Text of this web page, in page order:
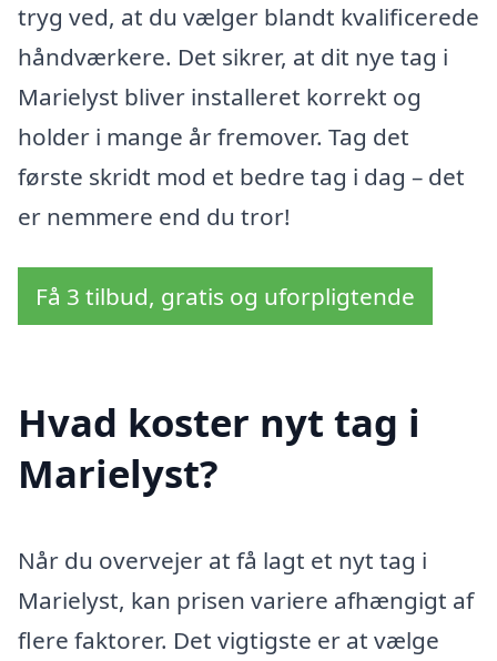
tryg ved, at du vælger blandt kvalificerede
håndværkere. Det sikrer, at dit nye tag i
Marielyst bliver installeret korrekt og
holder i mange år fremover. Tag det
første skridt mod et bedre tag i dag – det
er nemmere end du tror!
Få 3 tilbud, gratis og uforpligtende
Hvad koster nyt tag i
Marielyst?
Når du overvejer at få lagt et nyt tag i
Marielyst, kan prisen variere afhængigt af
flere faktorer. Det vigtigste er at vælge